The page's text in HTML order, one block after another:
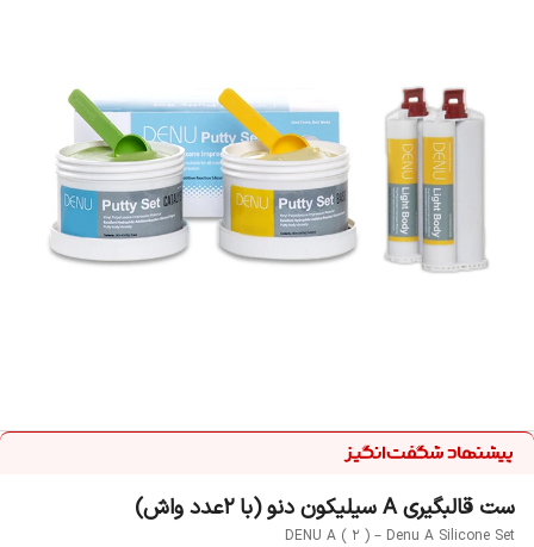
ست قالبگیری A سیلیکون دنو (با 2عدد واش)
DENU A ( 2 ) – Denu A Silicone Set